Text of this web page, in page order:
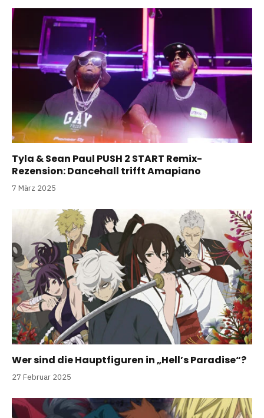
Tyla & Sean Paul PUSH 2 START Remix-
Rezension: Dancehall trifft Amapiano
7 März 2025
Wer sind die Hauptfiguren in „Hell’s Paradise“?
27 Februar 2025